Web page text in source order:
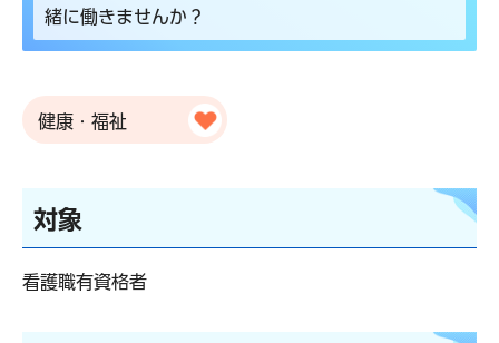
緒に働きませんか？
健康・福祉
対象
看護職有資格者